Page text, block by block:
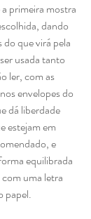
primeira mostra
dando
que virá pela
usada tanto
ler, com as
envelopes do
dá liberdade
estejam em
e
equilibrada
uma letra
papel.